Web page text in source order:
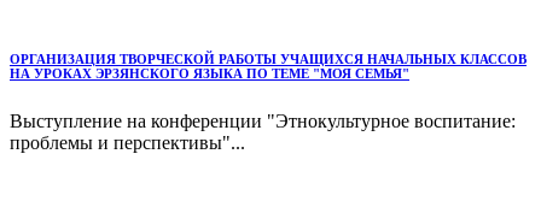
ОРГАНИЗАЦИЯ ТВОРЧЕСКОЙ РАБОТЫ УЧАЩИХСЯ НАЧАЛЬНЫХ КЛАССОВ
НА УРОКАХ ЭРЗЯНСКОГО ЯЗЫКА ПО ТЕМЕ "МОЯ СЕМЬЯ"
Выступление на конференции "Этнокультурное воспитание:
проблемы и перспективы"...